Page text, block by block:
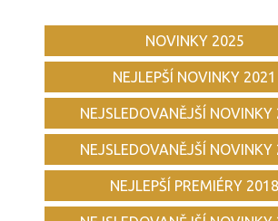
NOVINKY 2025
NEJLEPŠÍ NOVINKY 2021
NEJSLEDOVANĚJŠÍ
NEJSLEDOVANĚJŠÍ NOVINKY
NEJLEPŠÍ PREMIÉRY 2018